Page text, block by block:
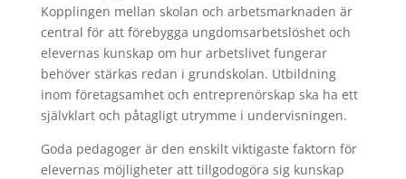
Kopplingen mellan skolan och arbetsmarknaden är
central för att förebygga ungdomsarbetslöshet och
elevernas kunskap om hur arbetslivet fungerar
behöver stärkas redan i grundskolan. Utbildning
inom företagsamhet och entreprenörskap ska ha ett
självklart och påtagligt utrymme i undervisningen.
Goda pedagoger är den enskilt viktigaste faktorn för
elevernas möjligheter att tillgodogöra sig kunskap